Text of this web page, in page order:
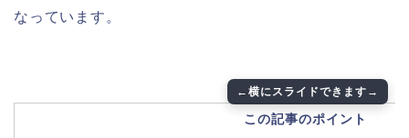
なっています。
この記事のポイント